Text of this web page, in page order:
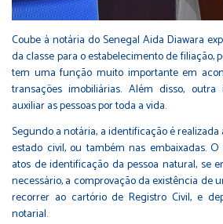
Coube à notária do Senegal Aida Diawara
da classe para o estabelecimento de filiação,
tem uma função muito importante em
transações imobiliárias. Além disso,
auxiliar as pessoas por toda a vida.
Segundo a notária, a identificação é
estado civil, ou também nas embaixadas.
atos de identificação da pessoa natural, se
necessário, a comprovação da existência de
recorrer ao cartório de Registro Civil, e
notarial.